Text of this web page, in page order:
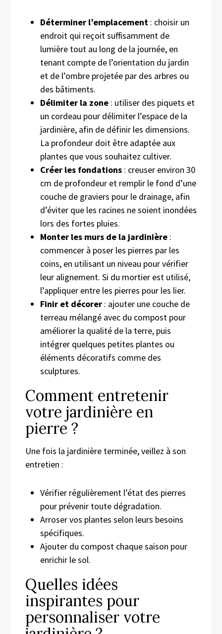
Déterminer l’emplacement : choisir un
endroit qui reçoit suffisamment de
lumière tout au long de la journée, en
tenant compte de l’orientation du jardin
et de l’ombre projetée par des arbres ou
des bâtiments.
Délimiter la zone : utiliser des piquets et
un cordeau pour délimiter l’espace de la
jardinière, afin de définir les dimensions.
La profondeur doit être adaptée aux
plantes que vous souhaitez cultiver.
Créer les fondations : creuser environ 30
cm de profondeur et remplir le fond d’une
couche de graviers pour le drainage, afin
d’éviter que les racines ne soient inondées
lors des fortes pluies.
Monter les murs de la jardinière :
commencer à poser les pierres par les
coins, en utilisant un niveau pour vérifier
leur alignement. Si du mortier est utilisé,
l’appliquer entre les pierres pour les lier.
Finir et décorer : ajouter une couche de
terreau mélangé avec du compost pour
améliorer la qualité de la terre, puis
intégrer quelques petites plantes ou
éléments décoratifs comme des
sculptures.
Comment entretenir
votre jardinière en
pierre ?
Une fois la jardinière terminée, veillez à son
entretien :
Vérifier régulièrement l’état des pierres
pour prévenir toute dégradation.
Arroser vos plantes selon leurs besoins
spécifiques.
Ajouter du compost chaque saison pour
enrichir le sol.
Quelles idées
inspirantes pour
personnaliser votre